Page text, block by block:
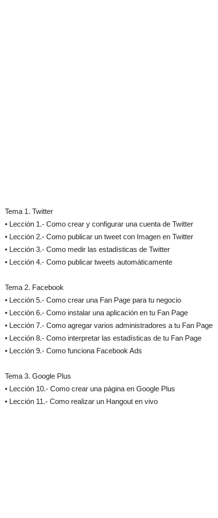
Tema 1. Twitter
• Lección 1.- Como crear y configurar una cuenta de Twitter
• Lección 2.- Como publicar un tweet con Imagen en Twitter
• Lección 3.- Como medir las estadísticas de Twitter
• Lección 4.- Como publicar tweets automáticamente
Tema 2. Facebook
• Lección 5.- Como crear una Fan Page para tu negocio
• Lección 6.- Como instalar una aplicación en tu Fan Page
• Lección 7.- Como agregar varios administradores a tu Fan Page
• Lección 8.- Como interpretar las estadísticas de tu Fan Page
• Lección 9.- Como funciona Facebook Ads
Tema 3. Google Plus
• Lección 10.- Como crear una página en Google Plus
• Lección 11.- Como realizar un Hangout en vivo